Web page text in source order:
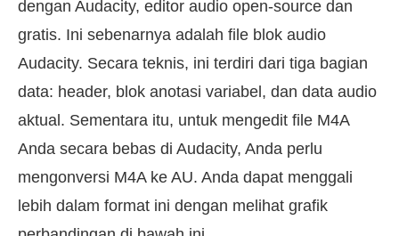
dengan Audacity, editor audio open-source dan
gratis. Ini sebenarnya adalah file blok audio
Audacity. Secara teknis, ini terdiri dari tiga bagian
data: header, blok anotasi variabel, dan data audio
aktual. Sementara itu, untuk mengedit file M4A
Anda secara bebas di Audacity, Anda perlu
mengonversi M4A ke AU. Anda dapat menggali
lebih dalam format ini dengan melihat grafik